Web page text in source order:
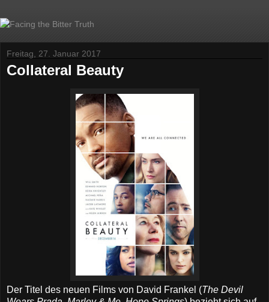
Freitag, 27. Januar 2017
Collateral Beauty
Der Titel des neuen Films von David Frankel (The Devil